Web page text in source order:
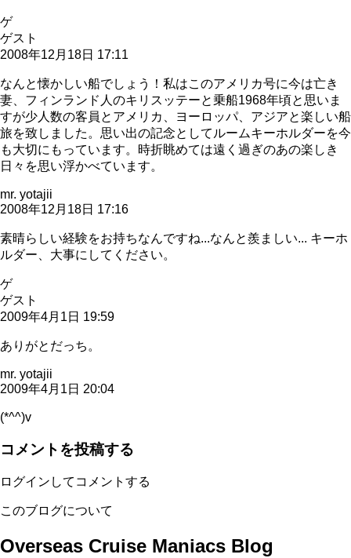
ゲ
ゲスト
2008年12月18日 17:11
なんと懐かしい船でしょう！私はこのアメリカ号に今は亡き
妻、フィンランド人のキリスッテーと乗船1968年頃と思いま
すが少人数の客員とアメリカ、ヨーロッパ、アジアと楽しい船
旅を致しました。思い出の記念としてルームキーホルダーを今
も大切にもっています。時折眺めては遠く過ぎのあの楽しき
日々を思い浮かべています。
mr. yotajii
2008年12月18日 17:16
素晴らしい経験をお持ちなんですね...なんと羨ましい... キーホ
ルダー、大事にしてください。
ゲ
ゲスト
2009年4月1日 19:59
ありがとだっち。
mr. yotajii
2009年4月1日 20:04
(*^^)v
コメントを投稿する
ログインしてコメントする
このブログについて
Overseas Cruise Maniacs Blog